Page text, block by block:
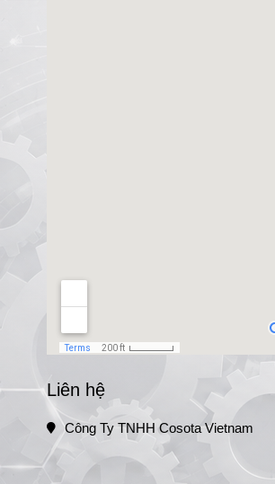
Liên hệ
Công Ty TNHH Cosota Vietnam